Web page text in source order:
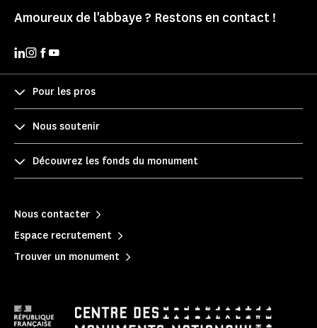
Amoureux de l'abbaye ? Restons en contact !
Pour les pros
Nous soutenir
Découvrez les fonds du monument
Nous contacter
Espace recrutement
Trouver un monument